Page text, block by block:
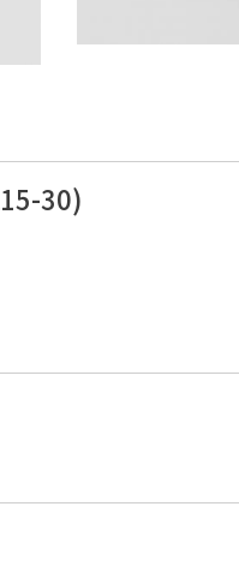
30)